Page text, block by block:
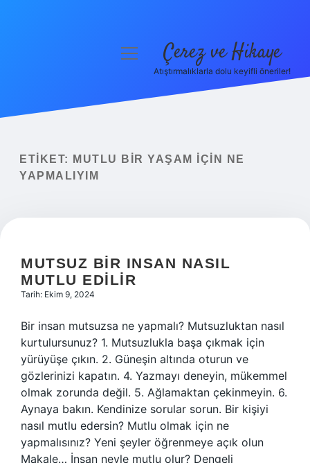
Yasal Uyarı
menüyü Çerez ve Hikaye
Atıştırmalıklarla dolu keyifli öneriler!
ETIKET:
MUTLU BIR YAŞAM IÇIN NE
YAPMALIYIM
MUTSUZ BIR INSAN NASIL
MUTLU EDILIR
Tarih: Ekim 9, 2024
Bir insan mutsuzsa ne yapmalı? Mutsuzluktan nasıl
kurtulursunuz? 1. Mutsuzlukla başa çıkmak için
yürüyüşe çıkın. 2. Güneşin altında oturun ve
gözlerinizi kapatın. 4. Yazmayı deneyin, mükemmel
olmak zorunda değil. 5. Ağlamaktan çekinmeyin. 6.
Aynaya bakın. Kendinize sorular sorun. Bir kişiyi
nasıl mutlu edersin? Mutlu olmak için ne
yapmalısınız? Yeni şeyler öğrenmeye açık olun
Makale… İnsan neyle mutlu olur? Dengeli